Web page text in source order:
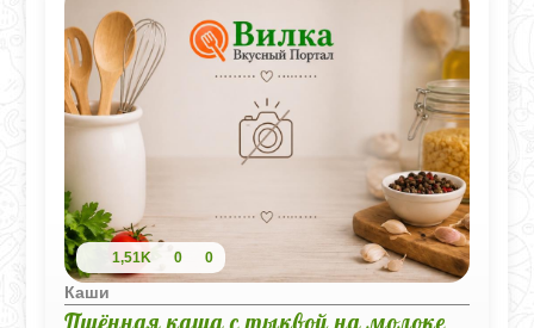
1,51K 0 0
Каши
Пшённая каша с тыквой на молоке